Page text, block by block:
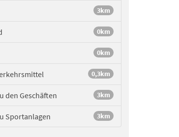
3km
0km
0km
0,3km
den Geschäften 3km
Sportanlagen 3km